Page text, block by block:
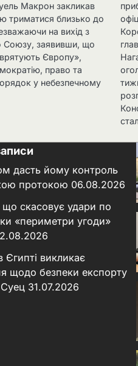
Макрон закликав
триматися близько до
на вихід з
Союзу, заявивши, що
Європу»,
право та
у небезпечному
дасть йому контроль
протокою 06.08.2026
скасовує удари по
«периметри угоди»
викликає
щодо безпеки експорту
31.07.2026